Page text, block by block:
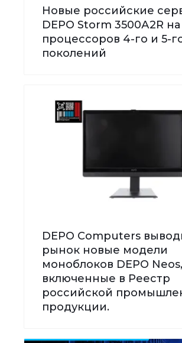
Новые российские
DEPO Storm 3500А2R на
процессоров 4-го и 5-
поколений
DEPO Computers
рынок новые модели
моноблоков DEPO Neos,
включенные в Реестр
российской
продукции.